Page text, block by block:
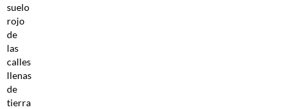
suelo
rojo
de
las
calles
llenas
de
tierra